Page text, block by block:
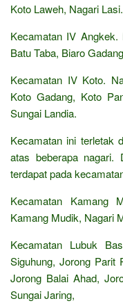
Koto Laweh, Nagari Lasi.
Kecamatan IV Angkek.
Batu Taba, Biaro
Kecamatan IV Koto.
Koto Gadang, Koto
Sungai Landia.
Kecamatan ini terletak
atas beberapa nagari.
terdapat pada
Kecamatan Kamang
Kamang Mudik, Nagari
Kecamatan Lubuk
Siguhung, Jorong Parit
Jorong Balai Ahad,
Sungai Jaring,